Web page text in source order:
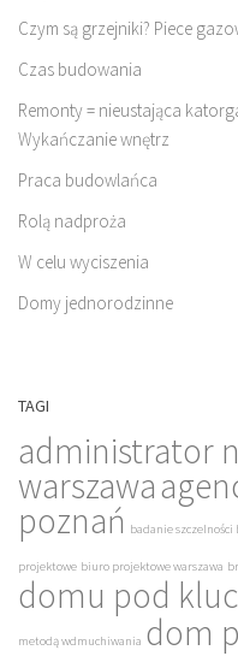
Czym są grzejniki? Piece
Czas budowania
Remonty = nieustająca
Wykańczanie wnętrz
Praca budowlańca
Rolą nadproża
W celu wyciszenia
Domy jednorodzinne
TAGI
administrator
warszawa
poznań badanie
projektowe biuro projektowe warszawa
domu pod
metodą wdmuchiwania dom